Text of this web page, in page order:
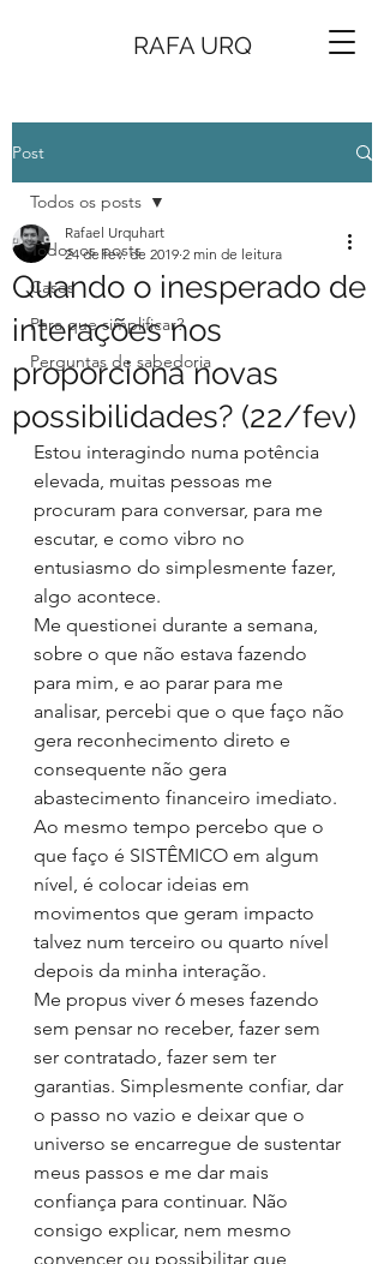
RAFA URQ
Post
Todos os posts
Cases
Para que simplificar?
Perguntas de sabedoria
Todos os posts
Quando o inesperado de
interações nos
proporciona novas
possibilidades? (22/fev)
Rafael Urquhart
24 de fev. de 2019 2 min de leitura
Estou interagindo numa potência
elevada, muitas pessoas me
procuram para conversar, para me
escutar, e como vibro no
entusiasmo do simplesmente fazer,
algo acontece.
Me questionei durante a semana,
sobre o que não estava fazendo
para mim, e ao parar para me
analisar, percebi que o que faço não
gera reconhecimento direto e
consequente não gera
abastecimento financeiro imediato.
Ao mesmo tempo percebo que o
que faço é SISTÊMICO em algum
nível, é colocar ideias em
movimentos que geram impacto
talvez num terceiro ou quarto nível
depois da minha interação.
Me propus viver 6 meses fazendo
sem pensar no receber, fazer sem
ser contratado, fazer sem ter
garantias. Simplesmente confiar, dar
o passo no vazio e deixar que o
universo se encarregue de sustentar
meus passos e me dar mais
confiança para continuar. Não
consigo explicar, nem mesmo
convencer ou possibilitar que